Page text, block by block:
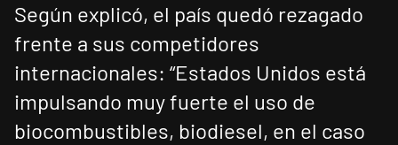
Según explicó, el país quedó rezagado
frente a sus competidores
internacionales: “Estados Unidos está
impulsando muy fuerte el uso de
biocombustibles, biodiesel, en el caso